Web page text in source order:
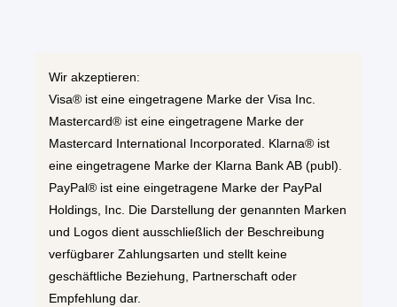
Wir akzeptieren:
Visa® ist eine eingetragene Marke der Visa Inc.
Mastercard® ist eine eingetragene Marke der
Mastercard International Incorporated. Klarna® ist
eine eingetragene Marke der Klarna Bank AB (publ).
PayPal® ist eine eingetragene Marke der PayPal
Holdings, Inc. Die Darstellung der genannten Marken
und Logos dient ausschließlich der Beschreibung
verfügbarer Zahlungsarten und stellt keine
geschäftliche Beziehung, Partnerschaft oder
Empfehlung dar.